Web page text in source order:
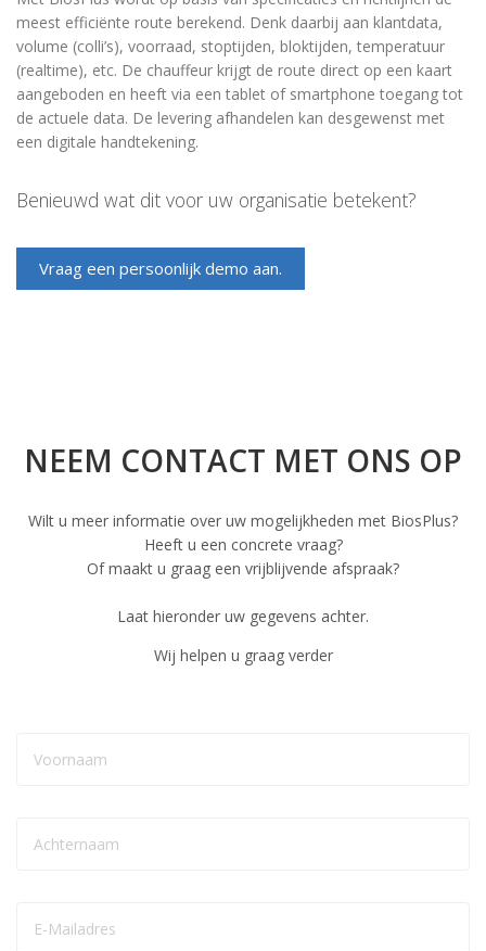
meest efficiënte route berekend. Denk daarbij aan klantdata,
volume (colli’s), voorraad, stoptijden, bloktijden, temperatuur
(realtime), etc. De chauffeur krijgt de route direct op een kaart
aangeboden en heeft via een tablet of smartphone toegang tot
de actuele data. De levering afhandelen kan desgewenst met
een digitale handtekening.
Benieuwd wat dit voor uw organisatie betekent?
Vraag een persoonlijk demo aan.
NEEM CONTACT MET ONS OP
Wilt u meer informatie over uw mogelijkheden met BiosPlus?
Heeft u een concrete vraag?
Of maakt u graag een vrijblijvende afspraak?
Laat hieronder uw gegevens achter.
Wij helpen u graag verder